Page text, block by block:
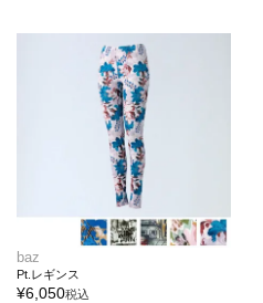
baz
Pt.レギンス
¥6,050税込